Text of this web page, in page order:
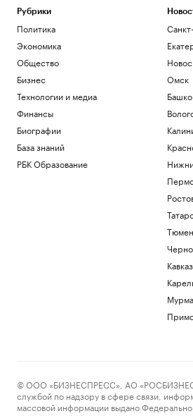
Спорт
Рубрики
Политика
Экономика
Общество
Бизнес
Технологии и медиа
Финансы
Биографии
База знаний
РБК Образование
Омск
Кавказ
© ООО «БИЗНЕСПРЕСС», АО
службой по надзору в сфере связи,
массовой информации выдано